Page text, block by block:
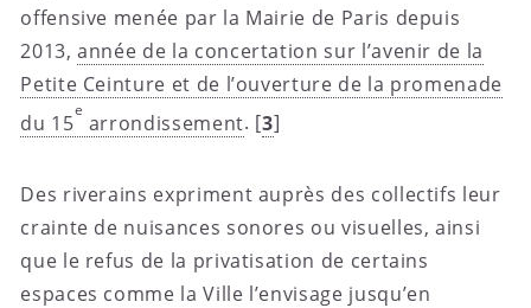
offensive menée par la Mairie de Paris depuis
2013,année de la concertation sur l’avenir de la
Petite Ceinture et de l’ouverture de la promenade
du 15
e
arrondissement. [3]
Des riverains expriment auprès des collectifs leur
crainte de nuisances sonores ou visuelles, ainsi
que le refus de la privatisation de certains
espaces comme la Ville l’envisage jusqu’en